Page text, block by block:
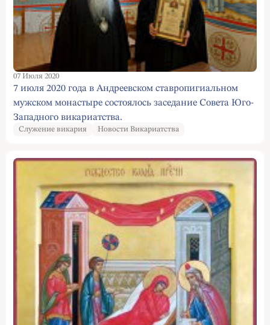
07 Июля 2020
7 июля 2020 года в Андреевском ставропигиальном
мужском монастыре состоялось заседание Совета Юго-
Западного викариатства.
Служение викария Новости Викариатства